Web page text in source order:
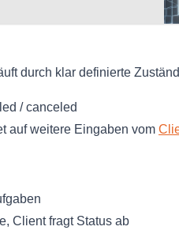
durch klar definierte
/ canceled
auf weitere Eingaben vom
Client fragt Status ab